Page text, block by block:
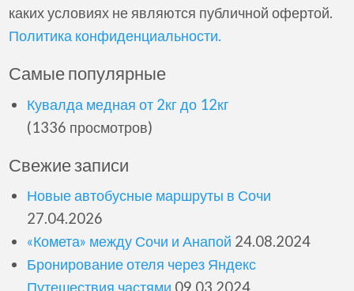
каких условиях не являются публичной офертой.
Политика конфиденциальности.
Самые популярные
Кувалда медная от 2кг до 12кг
(1336 просмотров)
Свежие записи
Новые автобусные маршруты в Сочи
27.04.2026
«Комета» между Сочи и Анапой 24.08.2024
Бронирование отеля через Яндекс
Путешествия частями 09.03.2024